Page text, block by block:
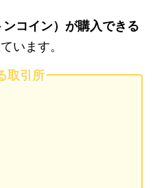
コイン）が購入できる
います。
取引所